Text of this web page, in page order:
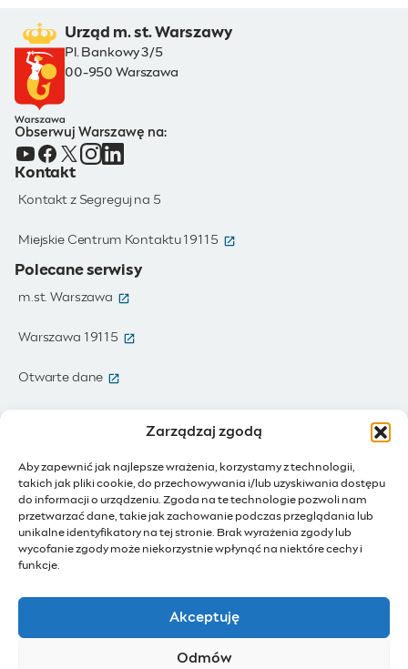
Zarządzaj zgodą
Aby zapewnić jak najlepsze wrażenia, korzystamy z technologii,
takich jak pliki cookie, do przechowywania i/lub uzyskiwania dostępu
do informacji o urządzeniu. Zgoda na te technologie pozwoli nam
przetwarzać dane, takie jak zachowanie podczas przeglądania lub
unikalne identyfikatory na tej stronie. Brak wyrażenia zgody lub
wycofanie zgody może niekorzystnie wpłynąć na niektóre cechy i
funkcje.
Akceptuję
Odmów
Urząd m. st. Warszawy
Pl. Bankowy 3/5
00-950 Warszawa
Obserwuj Warszawę na:
Kontakt
Kontakt z Segreguj na 5
Miejskie Centrum Kontaktu 19115 (otwiera się w nowym oknie)
Polecane serwisy
m.st. Warszawa (otwiera się w nowym oknie)
Warszawa 19115 (otwiera się w nowym oknie)
Otwarte dane
IoT - Internet rzeczy (otwiera się w nowym oknie)
BIP - Biuletyn Informacji Publicznej (otwiera się w nowym oknie)
Działam dla Warszawy
Budżet Obywatelski (otwiera się w nowym oknie)
Konsultacje społeczne